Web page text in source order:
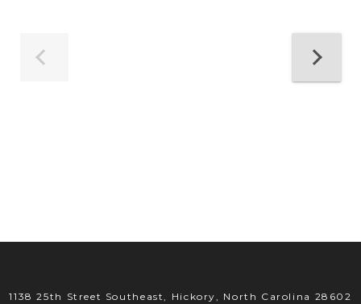
1138 25th Street Southeast, Hickory, North Carolina 28602